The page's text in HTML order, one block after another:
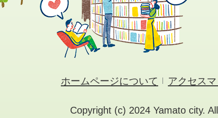
ホームページについて アクセス
Copyright (c) 2024 Yamato city.